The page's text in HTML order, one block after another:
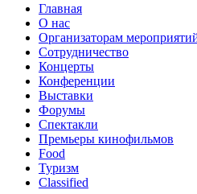
Главная
О нас
Организаторам
Сотрудничество
Концерты
Конференции
Выставки
Форумы
Спектакли
Премьеры кинофильмов
Food
Туризм
Сlassified